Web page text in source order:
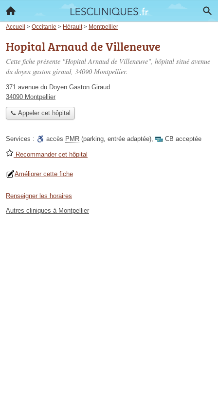
Accueil > Occitanie > Hérault> Montpellier
Hopital Arnaud de Villeneuve
Cette fiche présente "Hopital Arnaud de Villeneuve", hôpital situé avenue
du doyen gaston giraud, 34090 Montpellier.
371 avenue du Doyen Gaston Giraud
34090 Montpellier
📞 Appeler cet hôpital
Services : accès PMR (parking, entrée adaptée), CB acceptée
Recommander cet hôpital
Améliorer cette fiche
Renseigner les horaires
Autres cliniques à Montpellier